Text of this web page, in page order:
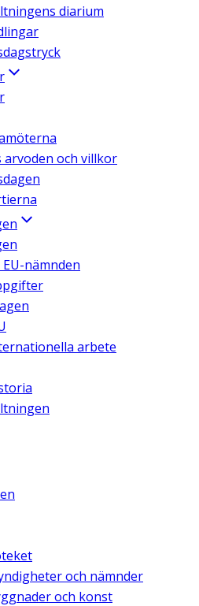
diarium
arvoden och villkor
nämnden
arbete
och nämnder
och konst